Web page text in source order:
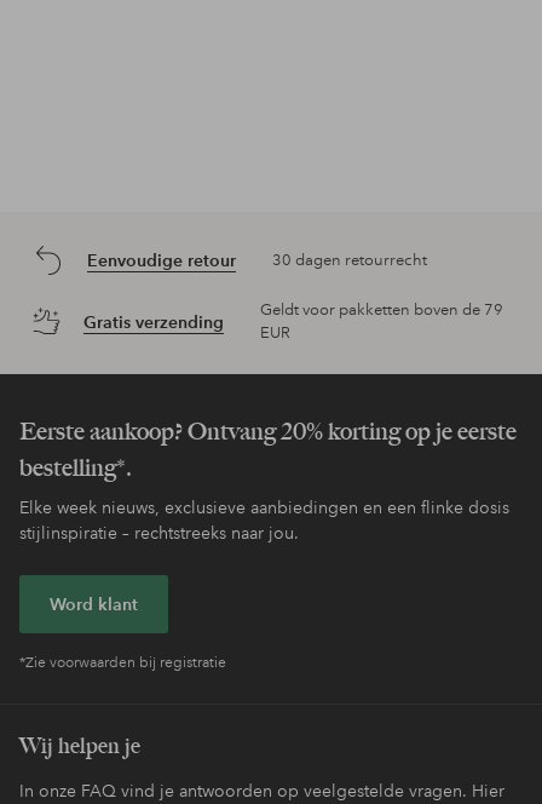
Eenvoudige retour 30 dagen retourrecht
Gratis verzending
Geldt voor pakketten boven de 79
EUR
Eerste aankoop? Ontvang 20% korting op je eerste
bestelling*.
Elke week nieuws, exclusieve aanbiedingen en een flinke dosis
stijlinspiratie – rechtstreeks naar jou.
Word klant
*Zie voorwaarden bij registratie
Wij helpen je
In onze FAQ vind je antwoorden op veelgestelde vragen. Hier